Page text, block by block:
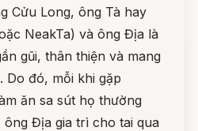
Cửu Long, ông Tà hay
NeakTa) và ông Địa là
gũi, thân thiện và mang
Do đó, mỗi khi gặp
ăn sa sút họ thường
ông Địa gia trì cho tai qua